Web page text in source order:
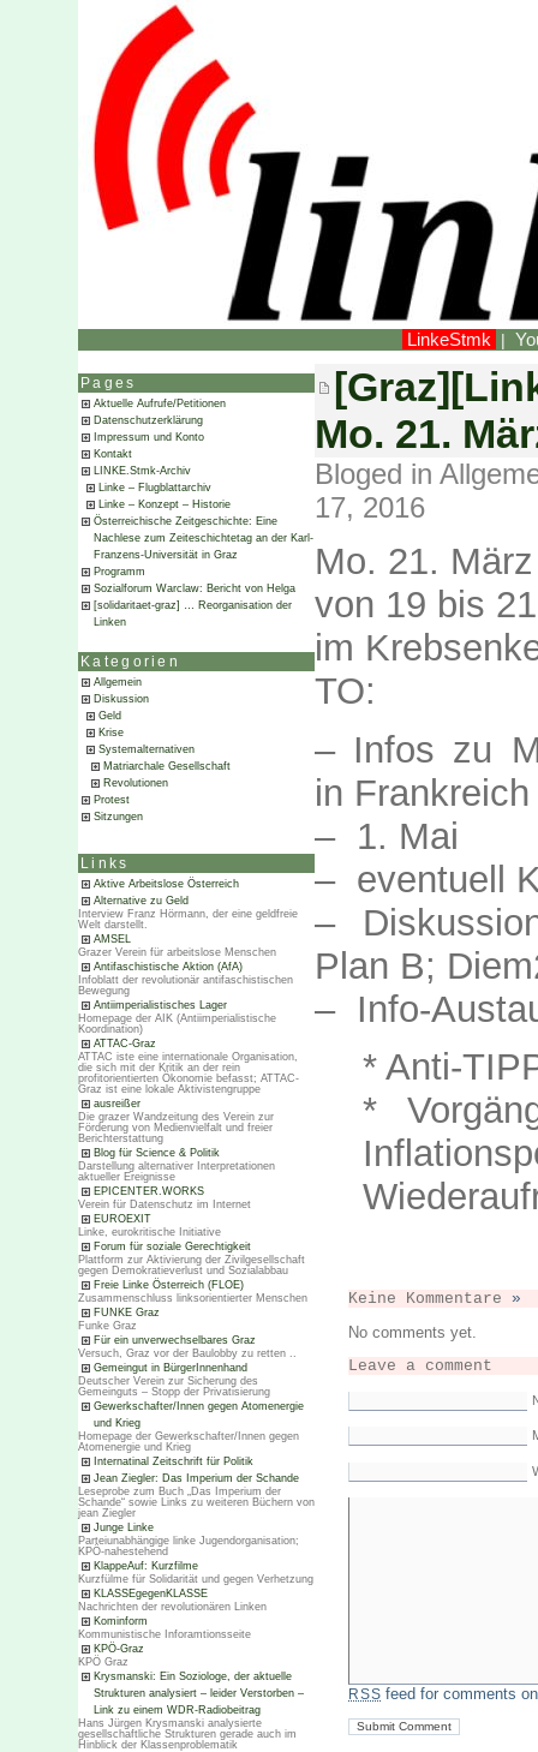
LinkeStmk |
Pages
Aktuelle Aufrufe/Petitionen
Datenschutzerklärung
Impressum und Konto
Kontakt
LINKE.Stmk-Archiv
Linke – Flugblattarchiv
Linke – Konzept – Historie
Österreichische Zeitgeschichte: Eine
Nachlese zum Zeiteschichtetag an der Karl-
Franzens-Universität in Graz
Programm
Sozialforum Warclaw: Bericht von Helga
[solidaritaet-graz] … Reorganisation der
Linken
Kategorien
Allgemein
Diskussion
Geld
Krise
Systemalternativen
Matriarchale Gesellschaft
Revolutionen
Protest
Sitzungen
Links
Aktive Arbeitslose Österreich
Alternative zu Geld
Interview Franz Hörmann, der eine geldfreie
Welt darstellt.
AMSEL
Grazer Verein für arbeitslose Menschen
Antifaschistische Aktion (AfA)
Infoblatt der revolutionär antifaschistischen
Bewegung
Antiimperialistisches Lager
Homepage der AIK (Antiimperialistische
Koordination)
ATTAC-Graz
ATTAC iste eine internationale Organisation,
die sich mit der Kritik an der rein
profitorientierten Ökonomie befasst; ATTAC-
Graz ist eine lokale Aktivistengruppe
ausreißer
Die grazer Wandzeitung des Verein zur
Förderung von Medienvielfalt und freier
Berichterstattung
Blog für Science & Politik
Darstellung alternativer Interpretationen
aktueller Ereignisse
EPICENTER.WORKS
Verein für Datenschutz im Internet
EUROEXIT
Linke, eurokritische Initiative
Forum für soziale Gerechtigkeit
Plattform zur Aktivierung der Zivilgesellschaft
gegen Demokratieverlust und Sozialabbau
Freie Linke Österreich (FLOE)
Zusammenschluss linksorientierter Menschen
FUNKE Graz
Funke Graz
Für ein unverwechselbares Graz
Versuch, Graz vor der Baulobby zu retten ..
Gemeingut in BürgerInnenhand
Deutscher Verein zur Sicherung des
Gemeinguts – Stopp der Privatisierung
Gewerkschafter/Innen gegen Atomenergie
und Krieg
Homepage der Gewerkschafter/Innen gegen
Atomenergie und Krieg
Internatinal Zeitschrift für Politik
Jean Ziegler: Das Imperium der Schande
Leseprobe zum Buch „Das Imperium der
Schande“ sowie Links zu weiteren Büchern von
jean Ziegler
Junge Linke
Parteiunabhängige linke Jugendorganisation;
KPÖ-nahestehend
KlappeAuf: Kurzfilme
Kurzfülme für Solidarität und gegen Verhetzung
KLASSEgegenKLASSE
Nachrichten der revolutionären Linken
Kominform
Kommunistische Inforamtionsseite
KPÖ-Graz
KPÖ Graz
Krysmanski: Ein Soziologe, der aktuelle
Strukturen analysiert – leider Verstorben –
Link zu einem WDR-Radiobeitrag
Hans Jürgen Krysmanski analysierte
gesellschaftliche Strukturen gerade auch im
Hinblick der Klassenproblematik
Mo. 21.
Bloged in
17, 2016
Mo. 21.
von 19 bis
im
TO:
– Infos zu
in Frankreich
– 1. Mai
– eventuell
–
Plan B;
– Info-
* Anti-
*
Keine Kommentare »
No comments yet.
Leave a comment
RSS feed for comments